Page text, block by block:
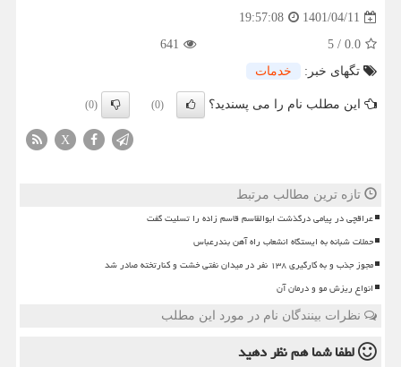
1401/04/11
19:57:08
0.0
/
5
641
تگهای خبر:
خدمات
این مطلب نام را می پسندید؟ (0)
(0)
X
تازه ترین مطالب مرتبط
عراقچی در پیامی درگذشت ابوالقاسم قاسم زاده را تسلیت گفت
حملات شبانه به ایستگاه انشعاب راه آهن بندرعباس
مجوز جذب و به کارگیری ۱۳۸ نفر در میدان نفتی خشت و کنارتخته صادر شد
انواع ریزش مو و درمان آن
نظرات بینندگان نام در مورد این مطلب
لطفا شما همنظر دهید